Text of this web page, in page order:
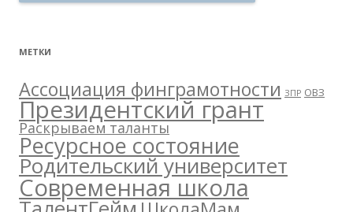
МЕТКИ
Ассоциация финграмотности ЗПР ОВЗ
Президентский грант
Раскрываем таланты
Ресурсное состояние
Родительский университет
Современная школа